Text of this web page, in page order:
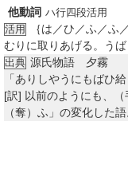
他動詞 ハ行四段活用
活用
｛は／ひ／ふ／ふ
むりに取りあげる。うば
出典 源氏物語 夕霧
「ありしやうにもばひ
[訳] 以前のようにも、
（奪）ふ」の変化した語